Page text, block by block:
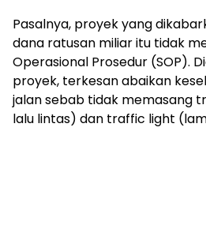
Pasalnya, proyek yang
dana ratusan miliar itu tidak
Operasional Prosedur (SOP).
proyek, terkesan abaikan
jalan sebab tidak memasang
lalu lintas) dan traffic light